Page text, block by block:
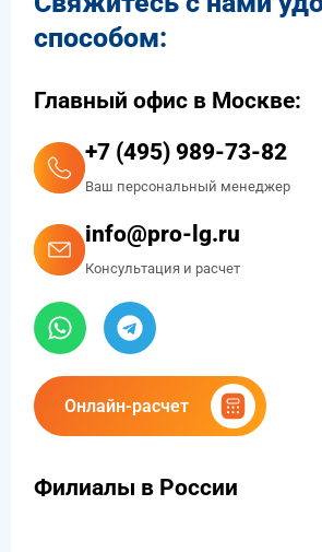
способом:
Главный офис в Москве:
+7 (495) 989-73-82
Ваш персональный менеджер
info@pro-lg.ru
Консультация и расчет
Онлайн-расчет
Филиалы в России